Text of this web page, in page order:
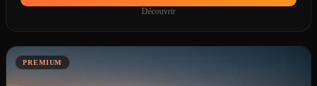
Découvrir
PREMIUM